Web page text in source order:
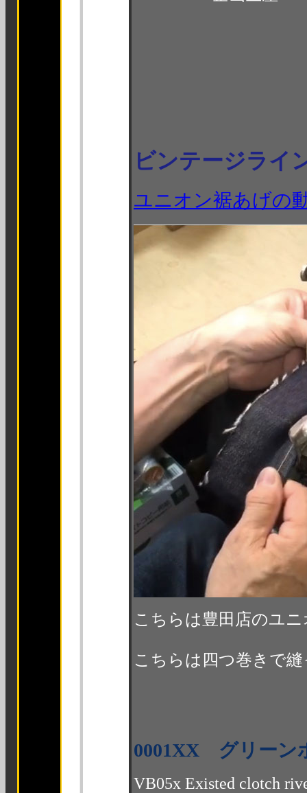
ビンテージライ
ユニオン裾あげの
こちらは豊田店のユ
こちらは四つ巻きで
0001XX グリーン
VB05x Existed clotch